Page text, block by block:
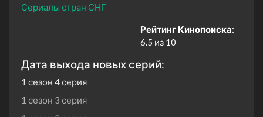
Сериалы стран СНГ
Рейтинг Кинопоиска:
6.5 из 10
Дата выхода новых серий:
1 сезон 4 серия
1 сезон 3 серия